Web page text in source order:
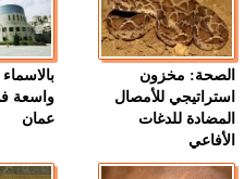
الصحة: مخزون
استراتيجي للأمصال
المضادة للدغات
الأفاعي
واسعة
عمان